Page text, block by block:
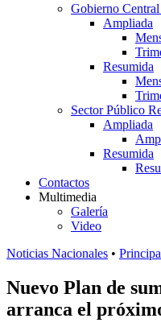
Gobierno
Ampliada
Resumida
Sector Público
Ampliada
Resumida
Contactos
Multimedia
Galería
Video
Noticias Nacionales •
Nuevo Plan de
arranca el